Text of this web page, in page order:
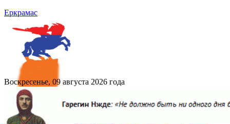
Еркрамас
Воскресенье, 09 августа 2026 года